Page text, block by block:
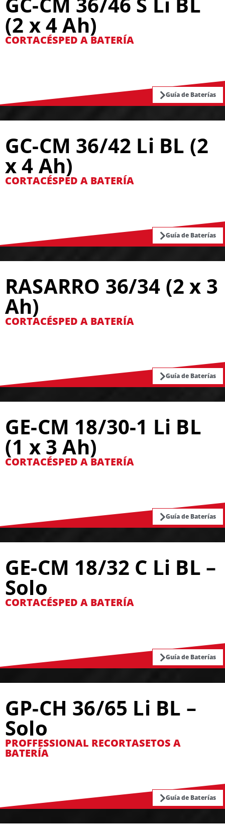
(2 x 4 Ah)
CORTACÉSPED A BATERÍA
Guía de Baterías
GC-CM 36/42 Li BL (2
x 4 Ah)
CORTACÉSPED A BATERÍA
Guía de Baterías
RASARRO 36/34 (2 x 3
Ah)
CORTACÉSPED A BATERÍA
Guía de Baterías
GE-CM 18/30-1 Li BL
(1 x 3 Ah)
CORTACÉSPED A BATERÍA
Guía de Baterías
GE-CM 18/32 C Li BL –
Solo
CORTACÉSPED A BATERÍA
Guía de Baterías
GP-CH 36/65 Li BL –
Solo
PROFFESSIONAL RECORTASETOS A
BATERÍA
Guía de Baterías